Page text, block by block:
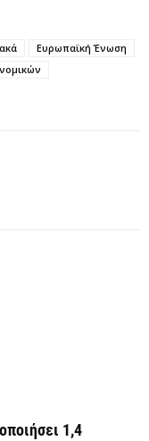
Ευρωπαϊκή Ένωση
1,4